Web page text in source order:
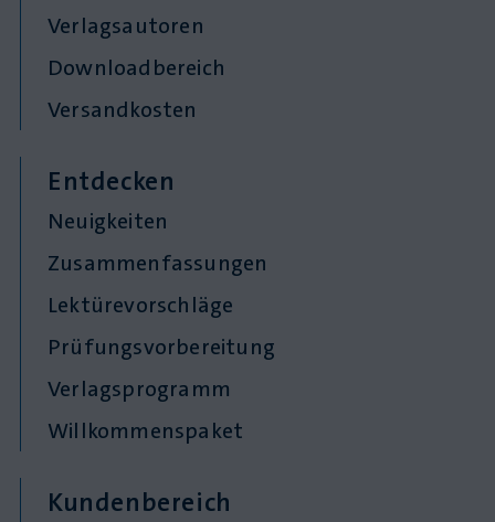
Verlagsautoren
Downloadbereich
Versandkosten
Entdecken
Neuigkeiten
Zusammenfassungen
Lektürevorschläge
Prüfungsvorbereitung
Verlagsprogramm
Willkommenspaket
Kundenbereich